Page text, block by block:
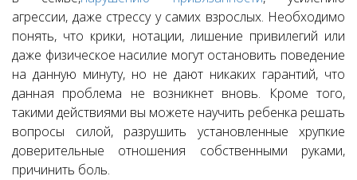
агрессии, даже стрессу у самих взрослых. Необходимо
понять, что крики, нотации, лишение привилегий или
даже физическое насилие могут остановить поведение
на данную минуту, но не дают никаких гарантий, что
данная проблема не возникнет вновь. Кроме того,
такими действиями вы можете научить ребенка решать
вопросы силой, разрушить установленные хрупкие
доверительные отношения собственными руками,
причинить боль.